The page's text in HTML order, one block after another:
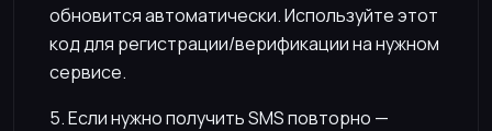
обновится автоматически. Используйте этот
код для регистрации/верификации на нужном
сервисе.
5. Если нужно получить SMS повторно —